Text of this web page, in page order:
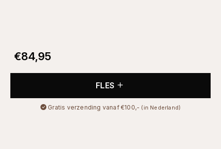
€84,95
FLES
Gratis verzending vanaf €100,- (in Nederland)